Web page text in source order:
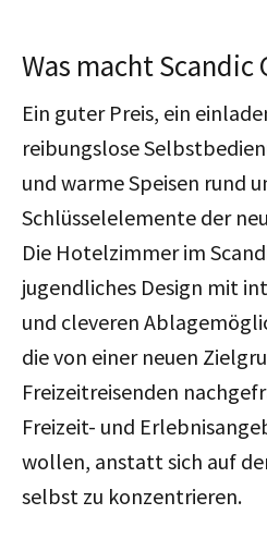
Was macht Scandic
Ein guter Preis, ein
reibungslose
und warme Speisen rund
Schlüsselelemente der
Die Hotelzimmer im
jugendliches Design mit
und cleveren
die von einer neuen
Freizeitreisenden
Freizeit- und
wollen, anstatt sich auf
selbst zu konzentrieren.